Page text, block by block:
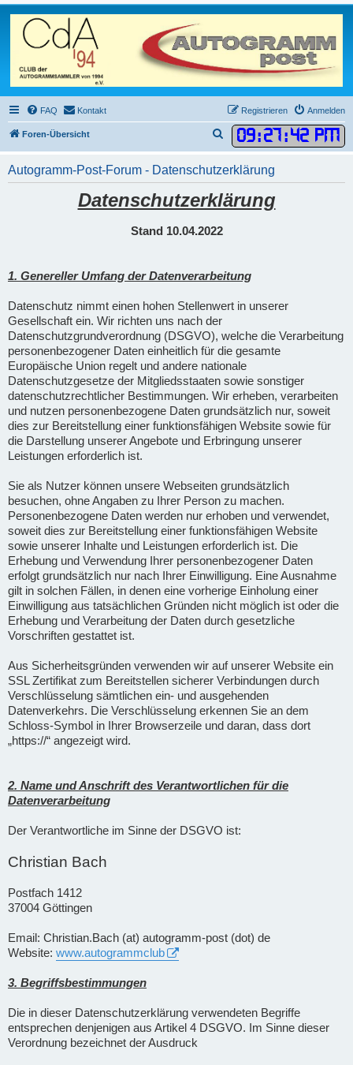
FAQ Kontakt Anmelden
Registrieren
Foren-Übersicht 09:27:43 PM
u
c
e
Autogramm-Post-Forum - Datenschutzerklärung
Datenschutzerklärung
Stand 10.04.2022
1. Genereller Umfang der Datenverarbeitung
Datenschutz nimmt einen hohen Stellenwert in unserer
Gesellschaft ein. Wir richten uns nach der
Datenschutzgrundverordnung (DSGVO), welche die Verarbeitung
personenbezogener Daten einheitlich für die gesamte
Europäische Union regelt und andere nationale
Datenschutzgesetze der Mitgliedsstaaten sowie sonstiger
datenschutzrechtlicher Bestimmungen. Wir erheben, verarbeiten
und nutzen personenbezogene Daten grundsätzlich nur, soweit
dies zur Bereitstellung einer funktionsfähigen Website sowie für
die Darstellung unserer Angebote und Erbringung unserer
Leistungen erforderlich ist.
Sie als Nutzer können unsere Webseiten grundsätzlich
besuchen, ohne Angaben zu Ihrer Person zu machen.
Personenbezogene Daten werden nur erhoben und verwendet,
soweit dies zur Bereitstellung einer funktionsfähigen Website
sowie unserer Inhalte und Leistungen erforderlich ist. Die
Erhebung und Verwendung Ihrer personenbezogener Daten
erfolgt grundsätzlich nur nach Ihrer Einwilligung. Eine Ausnahme
gilt in solchen Fällen, in denen eine vorherige Einholung einer
Einwilligung aus tatsächlichen Gründen nicht möglich ist oder die
Erhebung und Verarbeitung der Daten durch gesetzliche
Vorschriften gestattet ist.
Aus Sicherheitsgründen verwenden wir auf unserer Website ein
SSL Zertifikat zum Bereitstellen sicherer Verbindungen durch
Verschlüsselung sämtlichen ein- und ausgehenden
Datenverkehrs. Die Verschlüsselung erkennen Sie an dem
Schloss-Symbol in Ihrer Browserzeile und daran, dass dort
„https://“ angezeigt wird.
2. Name und Anschrift des Verantwortlichen für die
Datenverarbeitung
Der Verantwortliche im Sinne der DSGVO ist:
Christian Bach
Postfach 1412
37004 Göttingen
Email: Christian.Bach (at) autogramm-post (dot) de
Website: www.autogrammclub
3. Begriffsbestimmungen
Die in dieser Datenschutzerklärung verwendeten Begriffe
entsprechen denjenigen aus Artikel 4 DSGVO. Im Sinne dieser
Verordnung bezeichnet der Ausdruck